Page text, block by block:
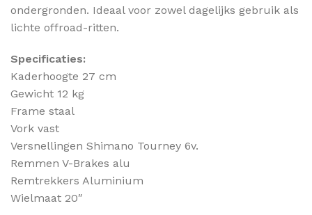
ondergronden. Ideaal voor zowel dagelijks gebruik als
lichte offroad-ritten.
Specificaties:
Kaderhoogte 27 cm
Gewicht 12 kg
Frame staal
Vork vast
Versnellingen Shimano Tourney 6v.
Remmen V-Brakes alu
Remtrekkers Aluminium
Wielmaat 20″